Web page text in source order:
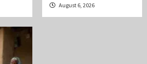
August 6, 2026